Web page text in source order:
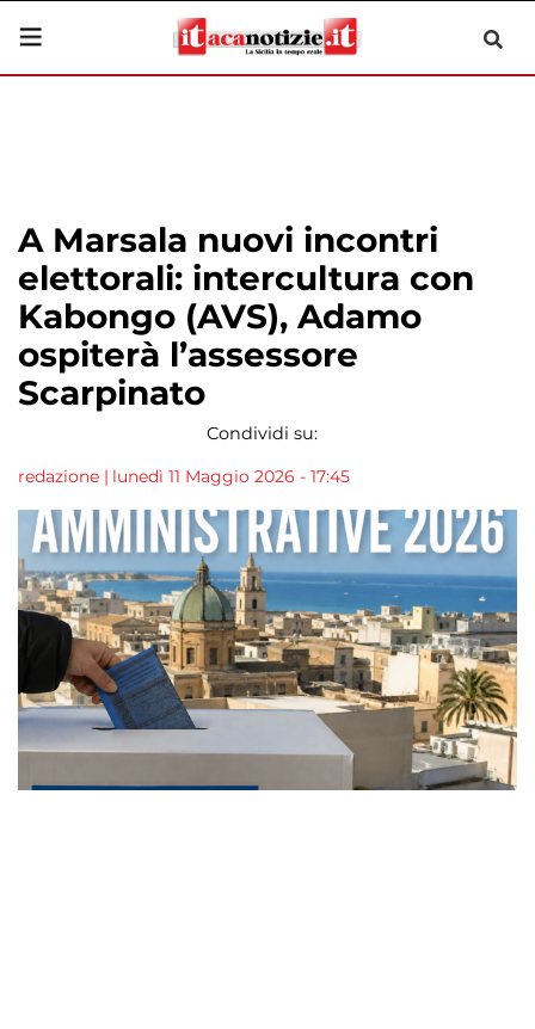
A Marsala nuovi incontri
elettorali: intercultura con
Kabongo (AVS), Adamo
ospiterà l’assessore
Scarpinato
Condividi su:
redazione | lunedì 11 Maggio 2026 - 17:45